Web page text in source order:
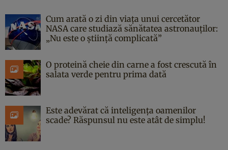
Cum arată o zi din viața unui cercetător
NASA care studiază sănătatea astronauților:
„Nu este o știință complicată”
O proteină cheie din carne a fost crescută în
salata verde pentru prima dată
Este adevărat că inteligența oamenilor
scade? Răspunsul nu este atât de simplu!